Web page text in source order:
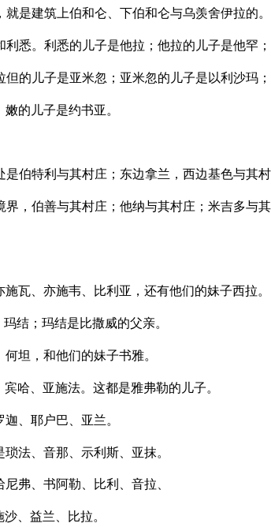
是建筑上伯和仑、下伯和仑与乌羡舍伊拉的。
悉。利悉的儿子是他拉；他拉的儿子是他罕；
的儿子是亚米忽；亚米忽的儿子是以利沙玛；
的儿子是约书亚。
是伯特利与其村庄；东边拿兰，西边基色与其
界，伯善与其村庄；他纳与其村庄；米吉多与
瓦、亦施韦、比利亚，还有他们的妹子西拉。
结；玛结是比撒威的父亲。
坦，和他们的妹子书雅。
哈、亚施法。这都是雅弗勒的儿子。
、耶户巴、亚兰。
法、音那、示利斯、亚抹。
弗、书阿勒、比利、音拉、
、益兰、比拉。